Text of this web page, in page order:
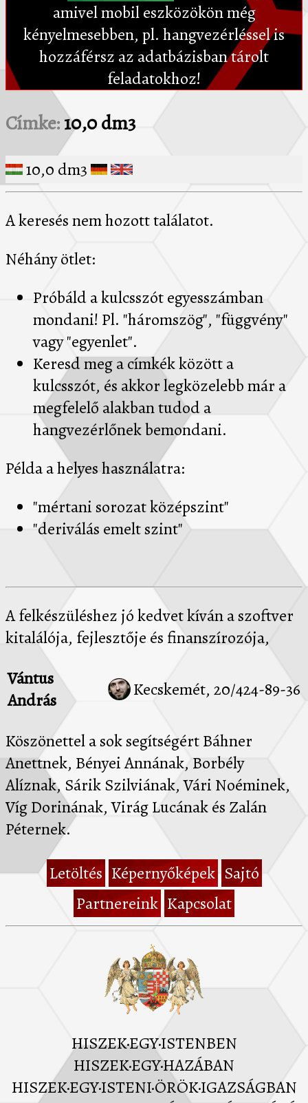
amivel mobil eszközökön még
kényelmesebben, pl. hangvezérléssel is
hozzáférsz az adatbázisban tárolt
feladatokhoz!
Címke:10,0 dm3
10,0 dm3
A keresés nem hozott találatot.
Néhány ötlet:
Próbáld a kulcsszót egyesszámban
mondani! Pl. "háromszög", "függvény"
vagy "egyenlet".
Keresd meg a címkék között a
kulcsszót, és akkor legközelebb már a
megfelelő alakban tudod a
hangvezérlőnek bemondani.
Példa a helyes használatra:
"mértani sorozat középszint"
"deriválás emelt szint"
A felkészüléshez jó kedvet kíván a szoftver
kitalálója, fejlesztője és finanszírozója,
Vántus
András
Kecskemét, 20/424-89-36
Köszönettel a sok segítségért Báhner
Anettnek, Bényei Annának, Borbély
Alíznak, Sárik Szilviának, Vári Noéminek,
Víg Dorinának, Virág Lucának és Zalán
Péternek.
Letöltés Képernyőképek Sajtó
Partnereink Kapcsolat
HISZEK·EGY·ISTENBEN
HISZEK·EGY·HAZÁBAN
HISZEK·EGY·ISTENI·ÖRÖK·IGAZSÁGBAN